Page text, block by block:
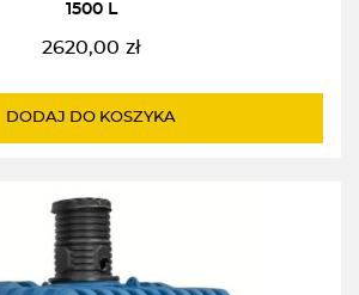
1500 L
2620,00 zł
DODAJ DO KOSZYKA